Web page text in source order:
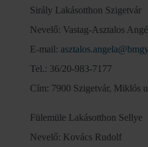
Sirály Lakásotthon Szigetvár
Nevelő: Vastag-Asztalos
E-mail:
Tel.: 36/20-983-7177
Cím: 7900 Szigetvár, Miklós
Fülemüle Lakásotthon Sellye
Nevelő: Kovács Rudolf